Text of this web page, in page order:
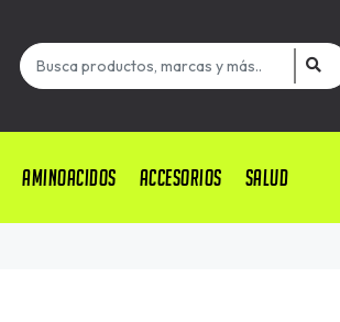
AMINOACIDOS ACCESORIOS SALUD